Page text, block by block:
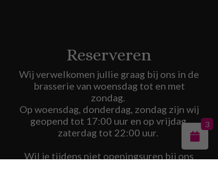
3
Reserveren
Wij verwelkomen jullie graag bij ons in de
brasserie van woensdag tot en met
zondag.
Op woensdag, donderdag, zondag zijn wij
geopend tot 17:00 uur en op vrijdag,
zaterdag tot 22:00 uur.
Wil je tijdens niet openingsuren bij ons